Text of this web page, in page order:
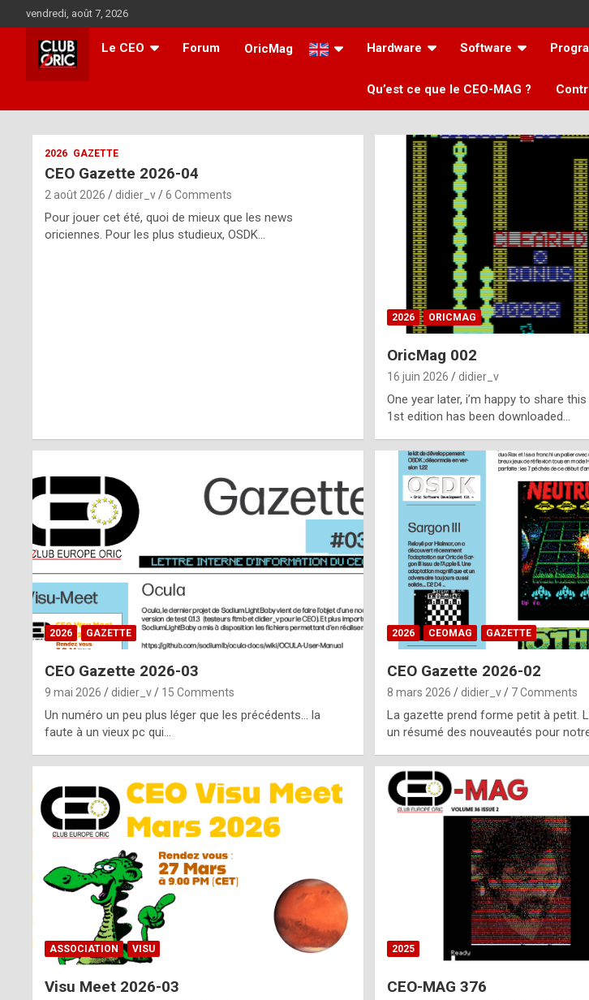
to
content
vendredi, août 7, 2026
Le CEO Forum OricMag Hardware Software
Qu’est ce que le CEO-MAG ?
ff
2026 GAZETTE
CEO Gazette 2026-04
2 août 2026 didier_v 6 Comments
Pour jouer cet été, quoi de mieux que les news
oriciennes. Pour les plus studieux, OSDK…
2026 ORICMAG
OricMag 002
16 juin 2026 didier_v
One year later, i’m happy to share
1st edition has been downloaded…
2026 GAZETTE
CEO Gazette 2026-03
9 mai 2026 didier_v 15 Comments
Un numéro un peu plus léger que les précédents… la
faute à un vieux pc qui…
2026 CEOMAG GAZETTE
CEO Gazette 2026-02
8 mars 2026 didier_v 7 Comments
La gazette prend forme petit à petit.
un résumé des nouveautés pour
ASSOCIATION VISU
Visu Meet 2026-03
2025
CEO-MAG 376